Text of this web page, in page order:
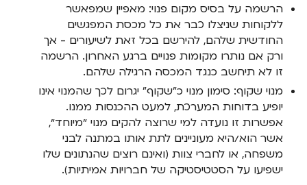
הרשמה על בסיס מקום פנוי: מאפיין שמפאשר
ללקוחות שניצלו כבר את כל מכסת המפגשים
החודשית שלהם, להירשם בכל זאת לשיעורים - אך
ורק אם נותרו מקומות פנויים ברגע האחרון. הרשמה
זו לא תיחשב כנגד המכסה הרגילה שלהם.
מנוי שקוף: סימון מנוי כ"שקוף" יגרום לכך שהמנוי אינו
יופיע בדוחות המערכת, למעט ההכנסות ממנו.
אפשרות זו נועדה למי שרוצה להקים מנוי ״מיוחד״,
אשר הוא/היא מעוניינים לתת אותו במתנה לבני
משפחה, או לחברי צוות (ואינם רוצים שהנתונים שלו
ישפיעו על הסטטיסטיקה של חברויות אמיתיות).